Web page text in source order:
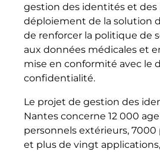
gestion des identités et des
déploiement de la solution
de renforcer la politique de
aux données médicales et
mise en conformité avec le
confidentialité.
Le projet de gestion des
Nantes concerne 12 000
personnels extérieurs, 7000
et plus de vingt